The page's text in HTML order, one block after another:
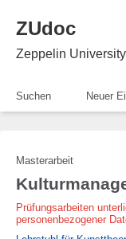
ZUdoc
Zeppelin
Suchen Neuer
Masterarbeit
Prüfungsarbeiten
personenbezogener